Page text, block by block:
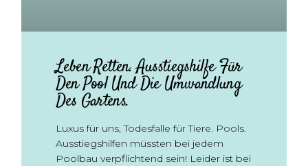
Leben Retten. Ausstiegshilfe Für
Den Pool Und Die Umwandlung
Des Gartens.
Luxus für uns, Todesfalle für Tiere. Pools.
Ausstiegshilfen müssten bei jedem
Poolbau verpflichtend sein! Leider ist bei